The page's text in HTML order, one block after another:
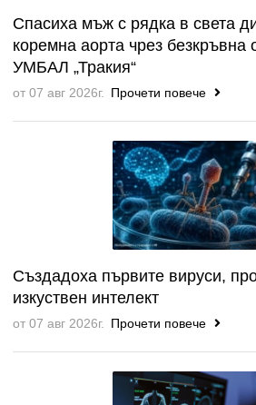
Спасиха мъж с рядка в света
коремна аорта чрез безкръвна
УМБАЛ „Тракия“
от 07 авг 2026г. Прочети повече
Създадоха първите вируси,
изкуствен интелект
от 07 авг 2026г. Прочети повече